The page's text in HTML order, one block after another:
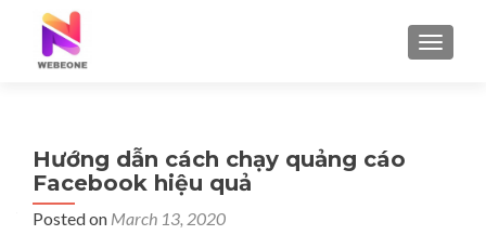
Hướng dẫn cách chạy quảng cáo
Facebook hiệu quả
Posted on March 13, 2020